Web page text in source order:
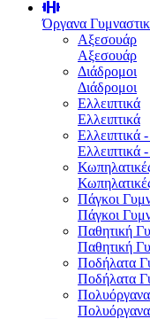
Όργανα
Αξεσουάρ
Αξεσουάρ
Διάδρομοι
Διάδρομοι
Ελλειπτικά
Ελλειπτικά
Ελλειπτικά
Ελλειπτικά
Πάγκοι
Πάγκοι
Παθητική
Παθητική
Ποδήλατα
Ποδήλατα